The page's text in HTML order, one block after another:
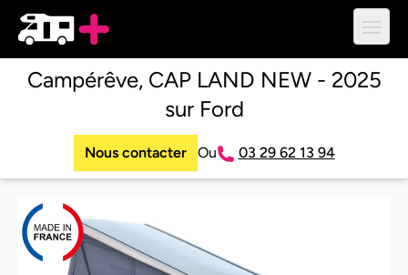
Campérêve, CAP LAND NEW - 2025
sur Ford
Nous contacter Ou 03 29 62 13 94